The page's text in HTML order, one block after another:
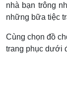
nhà bạn trông
những bữa tiệc
Cùng chọn đồ
trang phục dưới